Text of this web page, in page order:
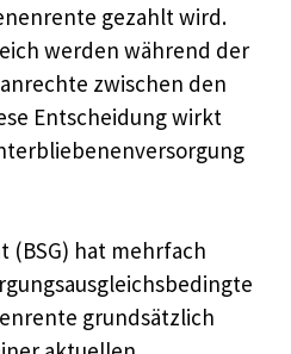
gezahlt wird.
werden während der
zwischen den
Entscheidung wirkt
(BSG) hat mehrfach
grundsätzlich